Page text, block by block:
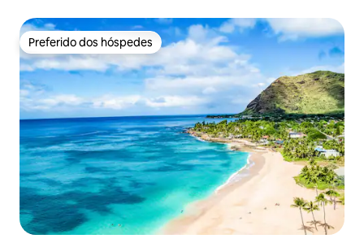
Preferido dos hóspedes
Preferido dos hóspedes